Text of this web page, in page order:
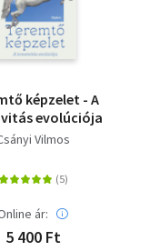
képzelet - A
evolúciója
Vilmos
ár:
5 400 Ft